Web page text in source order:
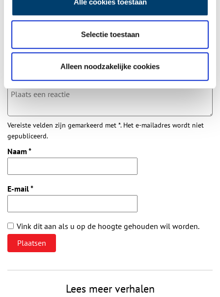
Alle cookies toestaan
Selectie toestaan
Alleen noodzakelijke cookies
Aanvullingen
Vul deze informatie aan of geef een reactie.
Vereiste velden zijn gemarkeerd met *. Het e-mailadres wordt niet
gepubliceerd.
Naam *
E-mail*
Vink dit aan als u op de hoogte gehouden wil worden.
Lees meer verhalen